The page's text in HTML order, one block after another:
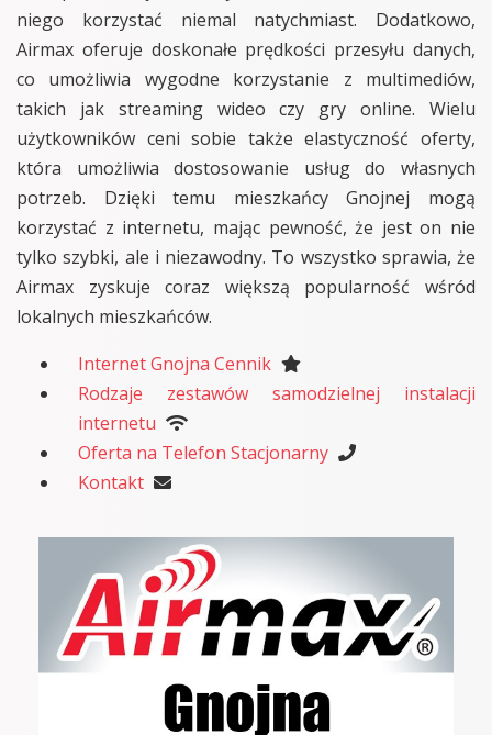
niego korzystać niemal natychmiast. Dodatkowo,
Airmax oferuje doskonałe prędkości przesyłu danych,
co umożliwia wygodne korzystanie z multimediów,
takich jak streaming wideo czy gry online. Wielu
użytkowników ceni sobie także elastyczność oferty,
która umożliwia dostosowanie usług do własnych
potrzeb. Dzięki temu mieszkańcy Gnojnej mogą
korzystać z internetu, mając pewność, że jest on nie
tylko szybki, ale i niezawodny. To wszystko sprawia, że
Airmax zyskuje coraz większą popularność wśród
lokalnych mieszkańców.
Internet Gnojna Cennik
Rodzaje zestawów samodzielnej instalacji
internetu
Oferta na Telefon Stacjonarny
Kontakt